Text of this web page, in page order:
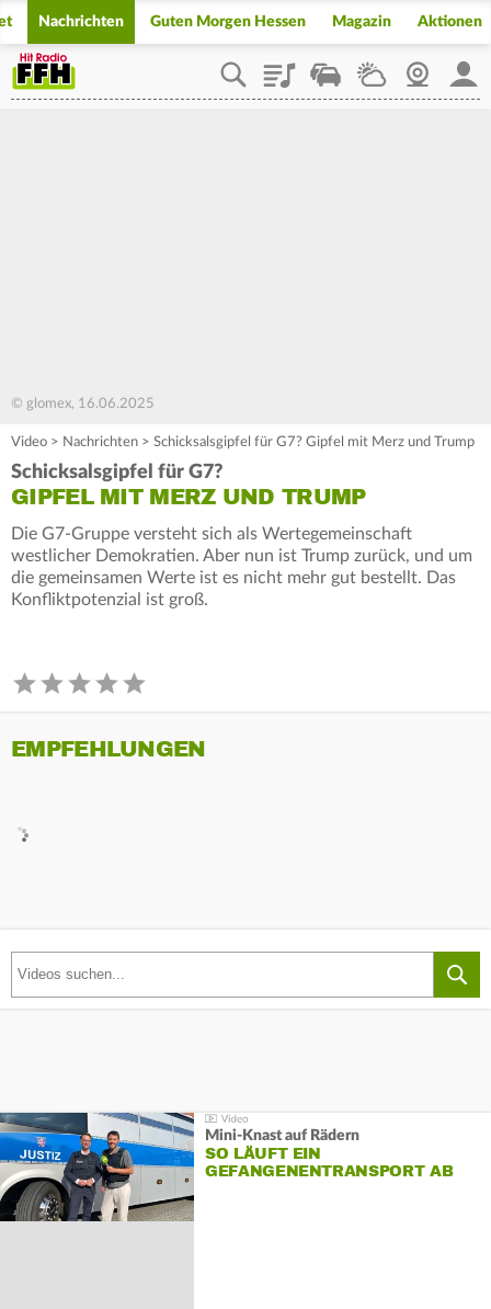
Nachrichten Guten Morgen Hessen Magazin Aktionen
PlaylistStaupilotWetterWebcam
© glomex, 16.06.2025
Video > Nachrichten > Schicksalsgipfel für G7? Gipfel mit Merz und Trump
Schicksalsgipfel für G7?
GIPFEL MIT MERZ UND TRUMP
Die G7-Gruppe versteht sich als Wertegemeinschaft
westlicher Demokratien. Aber nun ist Trump zurück, und um
die gemeinsamen Werte ist es nicht mehr gut bestellt. Das
Konfliktpotenzial ist groß.
EMPFEHLUNGEN
Mini-Knast auf Rädern
SO LÄUFT EIN
GEFANGENENTRANSPORT AB